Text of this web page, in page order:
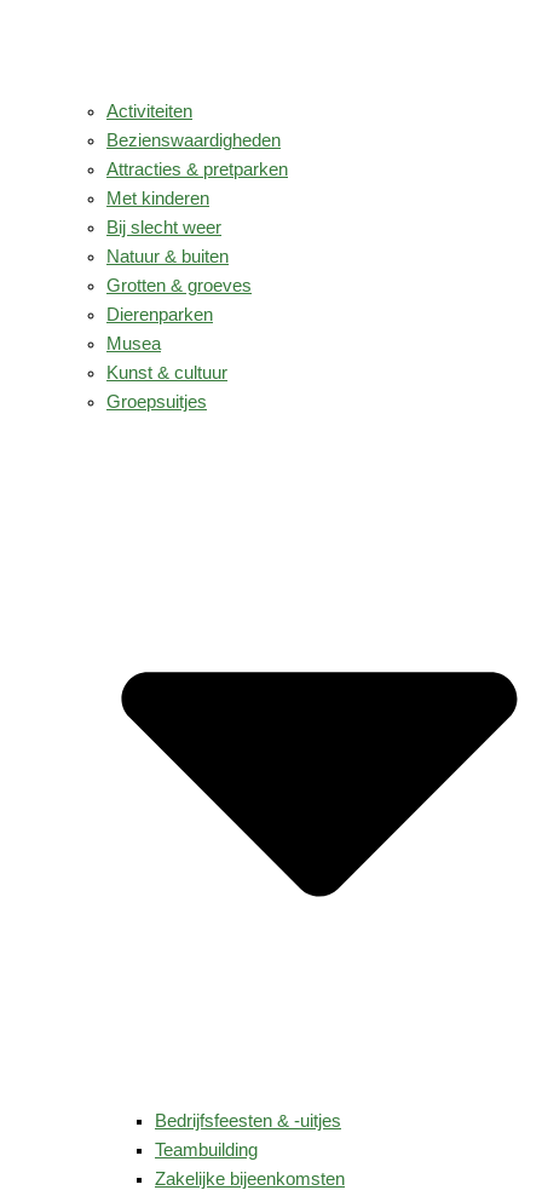
Activiteiten
Bezienswaardigheden
Attracties & pretparken
Met kinderen
Bij slecht weer
Natuur & buiten
Grotten & groeves
Dierenparken
Musea
Kunst & cultuur
Groepsuitjes
Bedrijfsfeesten & -uitjes
Teambuilding
Zakelijke bijeenkomsten